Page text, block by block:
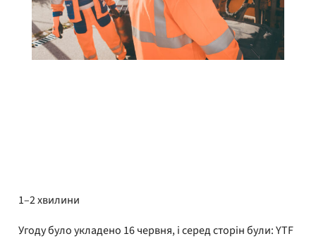
1–2 хвилини
Угоду було укладено 16 червня, і серед сторін були: YTF